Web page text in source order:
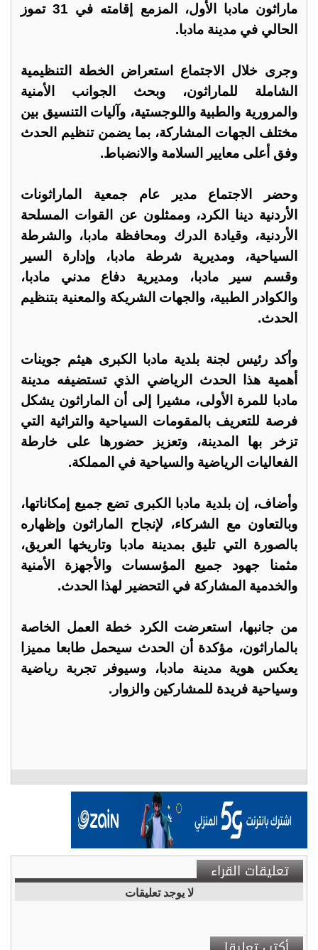
ماراثون مادبا الأول، المزمع إقامته في 31 تموز
الحالي في مدينة مادبا.
وجرى خلال الاجتماع استعراض الخطة التنظيمية
الشاملة للماراثون، وبحث الجوانب الأمنية
والمرورية والطبية واللوجستية، وآليات التنسيق بين
مختلف الجهات المشاركة، بما يضمن تنظيم الحدث
وفق أعلى معايير السلامة والانضباط.
وحضر الاجتماع مدير عام جمعية الماراثونات
الأردنية دينا الكرد، وممثلون عن القوات المسلحة
الأردنية، وقيادة الدرك ومحافظة مادبا، والشرطة
السياحية، ومديرية شرطة مادبا، وإدارة السير
وقسم سير مادبا، ومديرية دفاع مدني مادبا،
والكوادر الطبية، والجهات الشريكة والمعنية بتنظيم
الحدث.
وأكد رئيس لجنة بلدية مادبا الكبرى هيثم جوينات
أهمية هذا الحدث الرياضي الذي تستضيفه مدينة
مادبا للمرة الأولى، مشيرا إلى أن الماراثون يشكل
فرصة للتعريف بالمقومات السياحية والتراثية التي
تزخر بها المدينة، وتعزيز حضورها على خارطة
الفعاليات الرياضية والسياحية في المملكة.
وأضاف، إن بلدية مادبا الكبرى تضع جميع إمكاناتها،
وبالتعاون مع الشركاء، لإنجاح الماراثون وإظهاره
بالصورة التي تليق بمدينة مادبا وتاريخها العريق،
مثمنا جهود جميع المؤسسات والأجهزة الأمنية
والخدمية المشاركة في التحضير لهذا الحدث.
من جانبها، استعرضت الكرد خطة العمل الخاصة
بالماراثون، مؤكدة أن الحدث سيحمل طابعا مميزا
يعكس هوية مدينة مادبا، وسيوفر تجربة رياضية
وسياحية فريدة للمشاركين والزوار.
تعليقات القراء
لا يوجد تعليقات